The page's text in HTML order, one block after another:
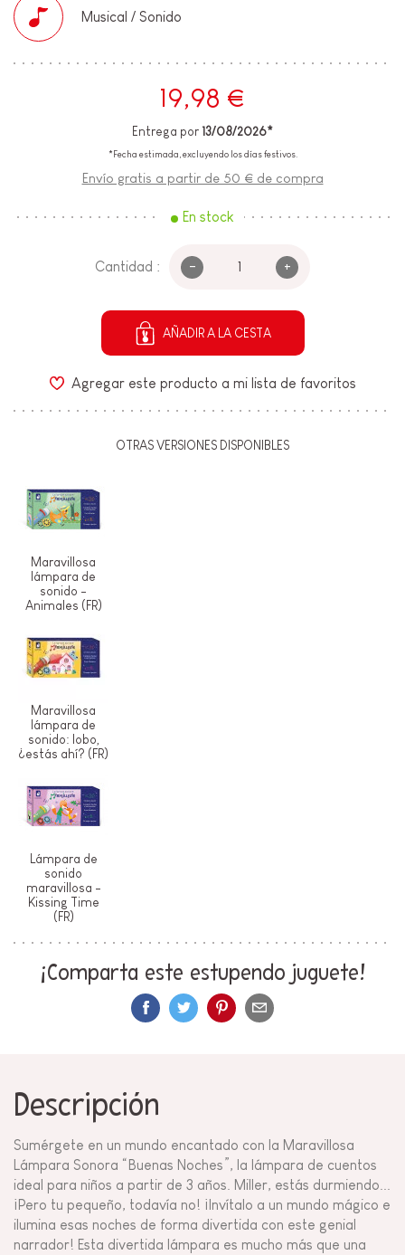
Musical / Sonido
19,98 €
Entrega por 13/08/2026*
*Fecha estimada, excluyendo los días festivos.
Envío gratis a partir de 50 € de compra
En stock
Cantidad : - +
AÑADIR A LA CESTA
Agregar este producto a mi lista de favoritos
OTRAS VERSIONES DISPONIBLES
Maravillosa
lámpara de
sonido -
Animales (FR)
Maravillosa
lámpara de
sonido: lobo,
¿estás ahí? (FR)
Lámpara de
sonido
maravillosa -
Kissing Time
(FR)
¡Comparta este estupendo juguete!
Descripción
Sumérgete en un mundo encantado con la Maravillosa
Lámpara Sonora “Buenas Noches”, la lámpara de cuentos
ideal para niños a partir de 3 años. Miller, estás durmiendo...
¡Pero tu pequeño, todavía no! ¡Invítalo a un mundo mágico e
ilumina esas noches de forma divertida con este genial
narrador! Esta divertida lámpara es mucho más que una